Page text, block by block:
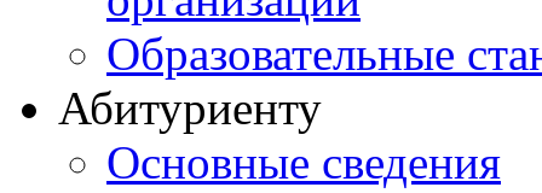
Образовательные
Абитуриенту
Основные сведения